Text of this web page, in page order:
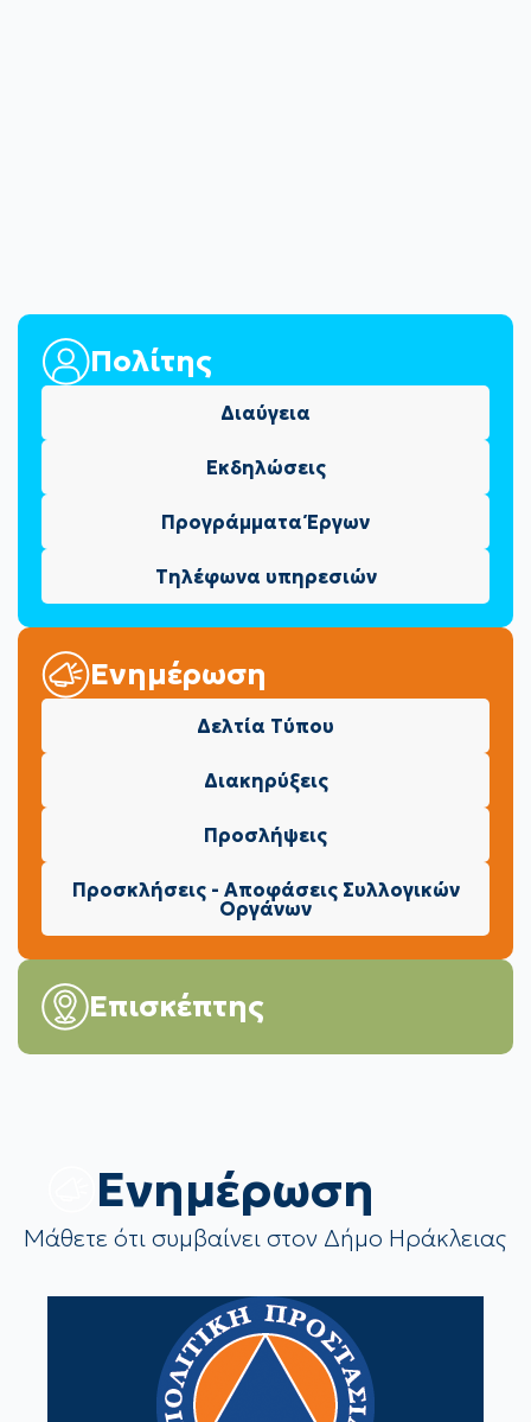
Πολίτης
Διαύγεια
Εκδηλώσεις
Προγράμματα Έργων
Τηλέφωνα υπηρεσιών
Ενημέρωση
Δελτία Τύπου
Διακηρύξεις
Προσλήψεις
Προσκλήσεις - Αποφάσεις Συλλογικών
Οργάνων
Επισκέπτης
Eνημέρωση
Μάθετε ότι συμβαίνει στον Δήμο Ηράκλειας